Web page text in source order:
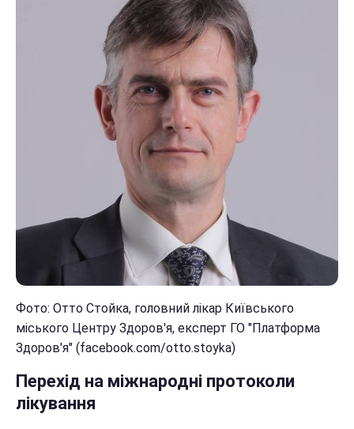
Фото: Отто Стойка, головний лікар Київського
міського Центру Здоров'я, експерт ГО "Платформа
Здоров'я" (facebook.com/otto.stoyka)
Перехід на міжнародні протоколи
лікування